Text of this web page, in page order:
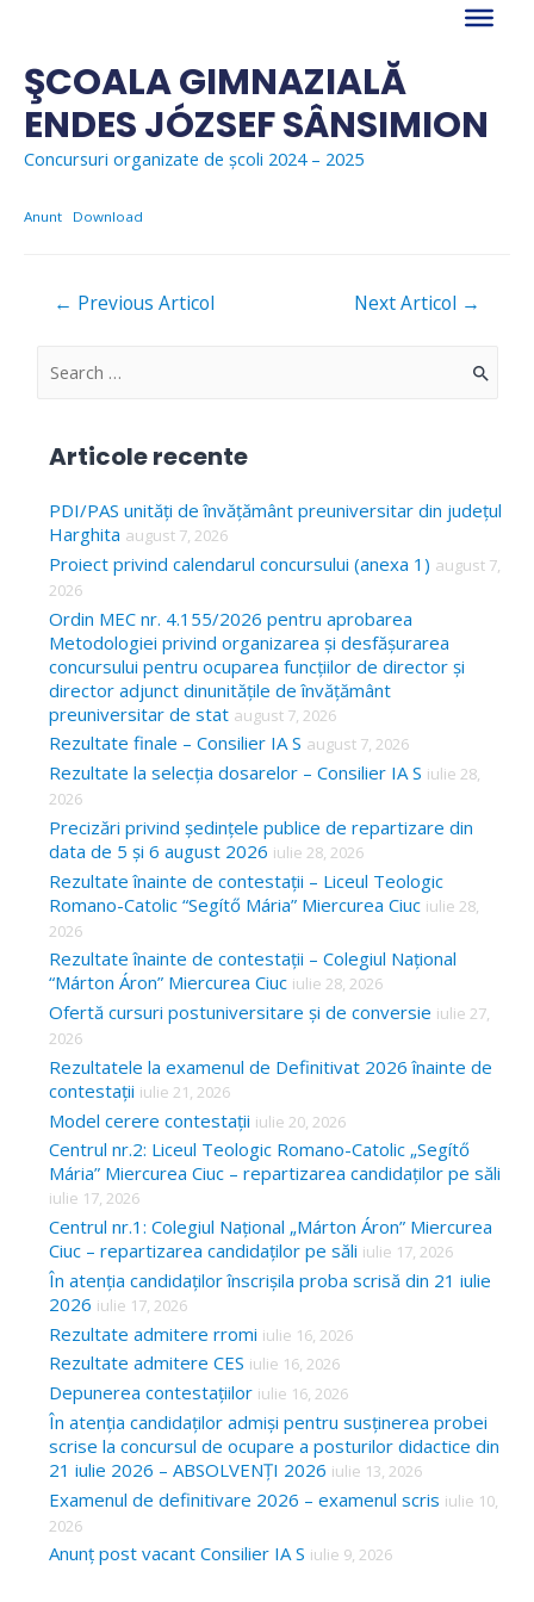
content
ŞCOALA GIMNAZIALĂ
ENDES JÓZSEF SÂNSIMION
Concursuri organizate de școli 2024 – 2025
Anunt Download
Navigare
← Previous Articol Next Articol →
S
c
h
f
o
r
Articole recente
PDI/PAS unități de învățământ preuniversitar din județul
Harghita august 7, 2026
Proiect privind calendarul concursului (anexa 1) august 7,
2026
Ordin MEC nr. 4.155/2026 pentru aprobarea
Metodologiei privind organizarea și desfășurarea
concursului pentru ocuparea funcțiilor de director și
director adjunct dinunitățile de învățământ
preuniversitar de stat august 7, 2026
Rezultate finale – Consilier IA S august 7, 2026
Rezultate la selecția dosarelor – Consilier IA S iulie 28,
2026
Precizări privind ședințele publice de repartizare din
data de 5 și 6 august 2026 iulie 28, 2026
Rezultate înainte de contestații – Liceul Teologic
Romano-Catolic “Segítő Mária” Miercurea Ciuc iulie 28,
2026
Rezultate înainte de contestații – Colegiul Național
“Márton Áron” Miercurea Ciuc iulie 28, 2026
Ofertă cursuri postuniversitare și de conversie iulie 27,
2026
Rezultatele la examenul de Definitivat 2026 înainte de
contestații iulie 21, 2026
Model cerere contestații iulie 20, 2026
Centrul nr.2: Liceul Teologic Romano-Catolic „Segítő
Mária” Miercurea Ciuc – repartizarea candidaților pe săli
iulie 17, 2026
Centrul nr.1: Colegiul Național „Márton Áron” Miercurea
Ciuc – repartizarea candidaților pe săli iulie 17, 2026
În atenția candidaților înscrișila proba scrisă din 21 iulie
2026 iulie 17, 2026
Rezultate admitere rromi iulie 16, 2026
Rezultate admitere CES iulie 16, 2026
Depunerea contestațiilor iulie 16, 2026
În atenția candidaților admiși pentru susținerea probei
scrise la concursul de ocupare a posturilor didactice din
21 iulie 2026 – ABSOLVENȚI 2026 iulie 13, 2026
Examenul de definitivare 2026 – examenul scris iulie 10,
2026
Anunț post vacant Consilier IA S iulie 9, 2026